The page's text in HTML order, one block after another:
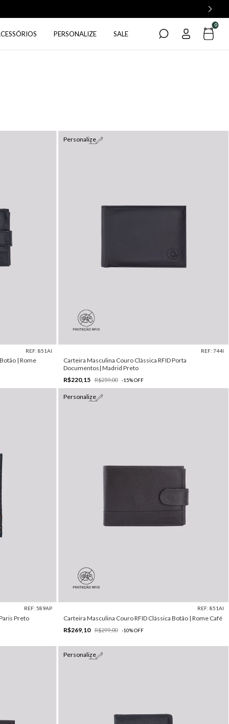
PERSONALIZE SALE
0
REF: 851AI
| Rome
Personalize
REF: 744I
Carteira Masculina Couro Clássica RFID Porta
Documentos| Madrid Preto
R$220,15
R$259,00 -15%OFF
REF: 589AP
Preto
Personalize
REF: 851AI
Carteira Masculina Couro RFID Clássica Botão | Rome Café
R$269,10
R$299,00 -10%OFF
Personalize